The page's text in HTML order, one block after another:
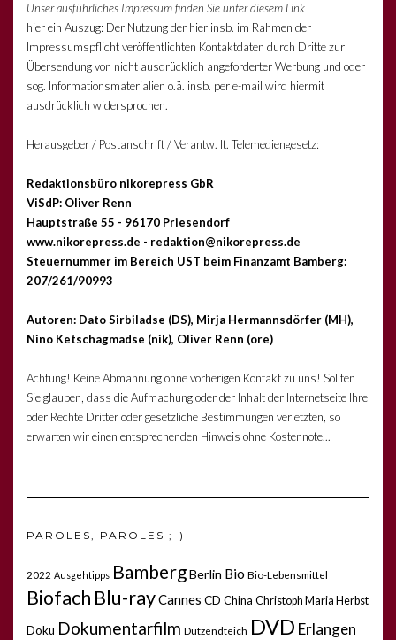
Unser ausführliches Impressum finden Sie unter diesem Link
hier ein Auszug: Der Nutzung der hier insb. im Rahmen der
Impressumspflicht veröffentlichten Kontaktdaten durch Dritte zur
Übersendung von nicht ausdrücklich angeforderter Werbung und oder
sog. Informationsmaterialien o.ä. insb. per e-mail wird hiermit
ausdrücklich widersprochen.
Herausgeber / Postanschrift / Verantw. lt. Telemediengesetz:
Redaktionsbüro nikorepress GbR
ViSdP: Oliver Renn
Hauptstraße 55 - 96170 Priesendorf
www.nikorepress.de - redaktion@nikorepress.de
Steuernummer im Bereich UST beim Finanzamt Bamberg:
207/261/90993
Autoren: Dato Sirbiladse (DS), Mirja Hermannsdörfer (MH),
Nino Ketschagmadse (nik), Oliver Renn (ore)
Achtung! Keine Abmahnung ohne vorherigen Kontakt zu uns! Sollten
Sie glauben, dass die Aufmachung oder der Inhalt der Internetseite Ihre
oder Rechte Dritter oder gesetzliche Bestimmungen verletzten, so
erwarten wir einen entsprechenden Hinweis ohne Kostennote...
PAROLES, PAROLES ;-)
2022 Ausgehtipps BambergBerlin Bio Bio-Lebensmittel
Biofach Blu-rayCannes CD China Christoph Maria Herbst
Doku Dokumentarfilm Dutzendteich DVD Erlangen